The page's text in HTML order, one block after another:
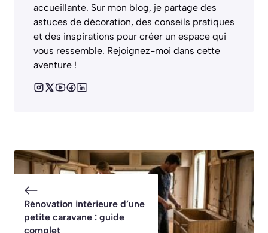
accueillante. Sur mon blog, je partage des
astuces de décoration, des conseils pratiques
et des inspirations pour créer un espace qui
vous ressemble. Rejoignez-moi dans cette
aventure !
Rénovation intérieure d’une
petite caravane : guide
complet